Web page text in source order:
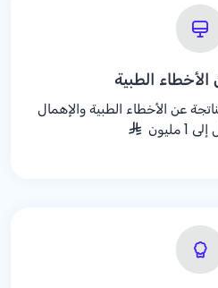
الطبية
عن الأخطاء الطبية والإهمال
مليون